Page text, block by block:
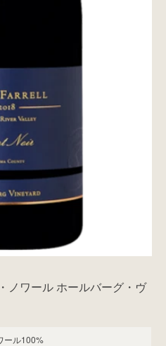
ノワール ホールバーグ・ヴ
ール100%